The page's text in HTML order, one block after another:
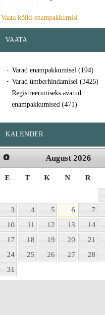
Vaata kõiki enampakkumisi
VAATA
Varad enampakkumisel (194)
Varad ümberhindamisel (3425)
Registreerimiseks avatud
enampakkumised (471)
KALENDER
August 2026
E T K N R
3
4 5 6 7
10
11 12 13 14
17
18 19 20 21
24
25 26 27 28
31